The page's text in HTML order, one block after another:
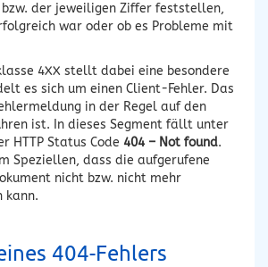
der jeweiligen Ziffer feststellen,
war oder ob es Probleme mit
4XX stellt dabei eine besondere
es sich um einen Client-Fehler. Das
in der Regel auf den
ist. In dieses Segment fällt unter
HTTP Status Code 404 – Not found.
Speziellen, dass die aufgerufene
nicht bzw. nicht mehr
kann.
404-Fehlers